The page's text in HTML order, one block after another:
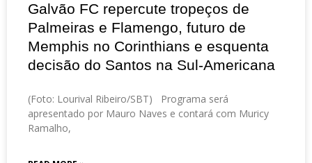
Galvão FC repercute tropeços de
Palmeiras e Flamengo, futuro de
Memphis no Corinthians e esquenta
decisão do Santos na Sul-Americana
(Foto: Lourival Ribeiro/SBT) Programa será
apresentado por Mauro Naves e contará com Muricy
Ramalho,